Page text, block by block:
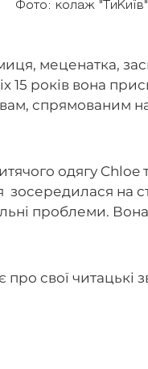
Фото: колаж "ТиКиїв"
меценатка,
15 років вона
одягу Chloe
на
проблеми.
свої читацькі